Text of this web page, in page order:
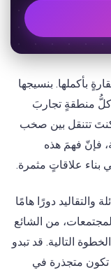
بأكملها. بنسيجها
كلُّ منطقةٍ تجاربَ
تتنقل بين صخب
فإنّ فهمَ هذه
بناء علاقاتٍ مثمرة.
والتقاليد دورًا هامًا
من الشائع
التالية. قد تبدو
تكون متجذرة في